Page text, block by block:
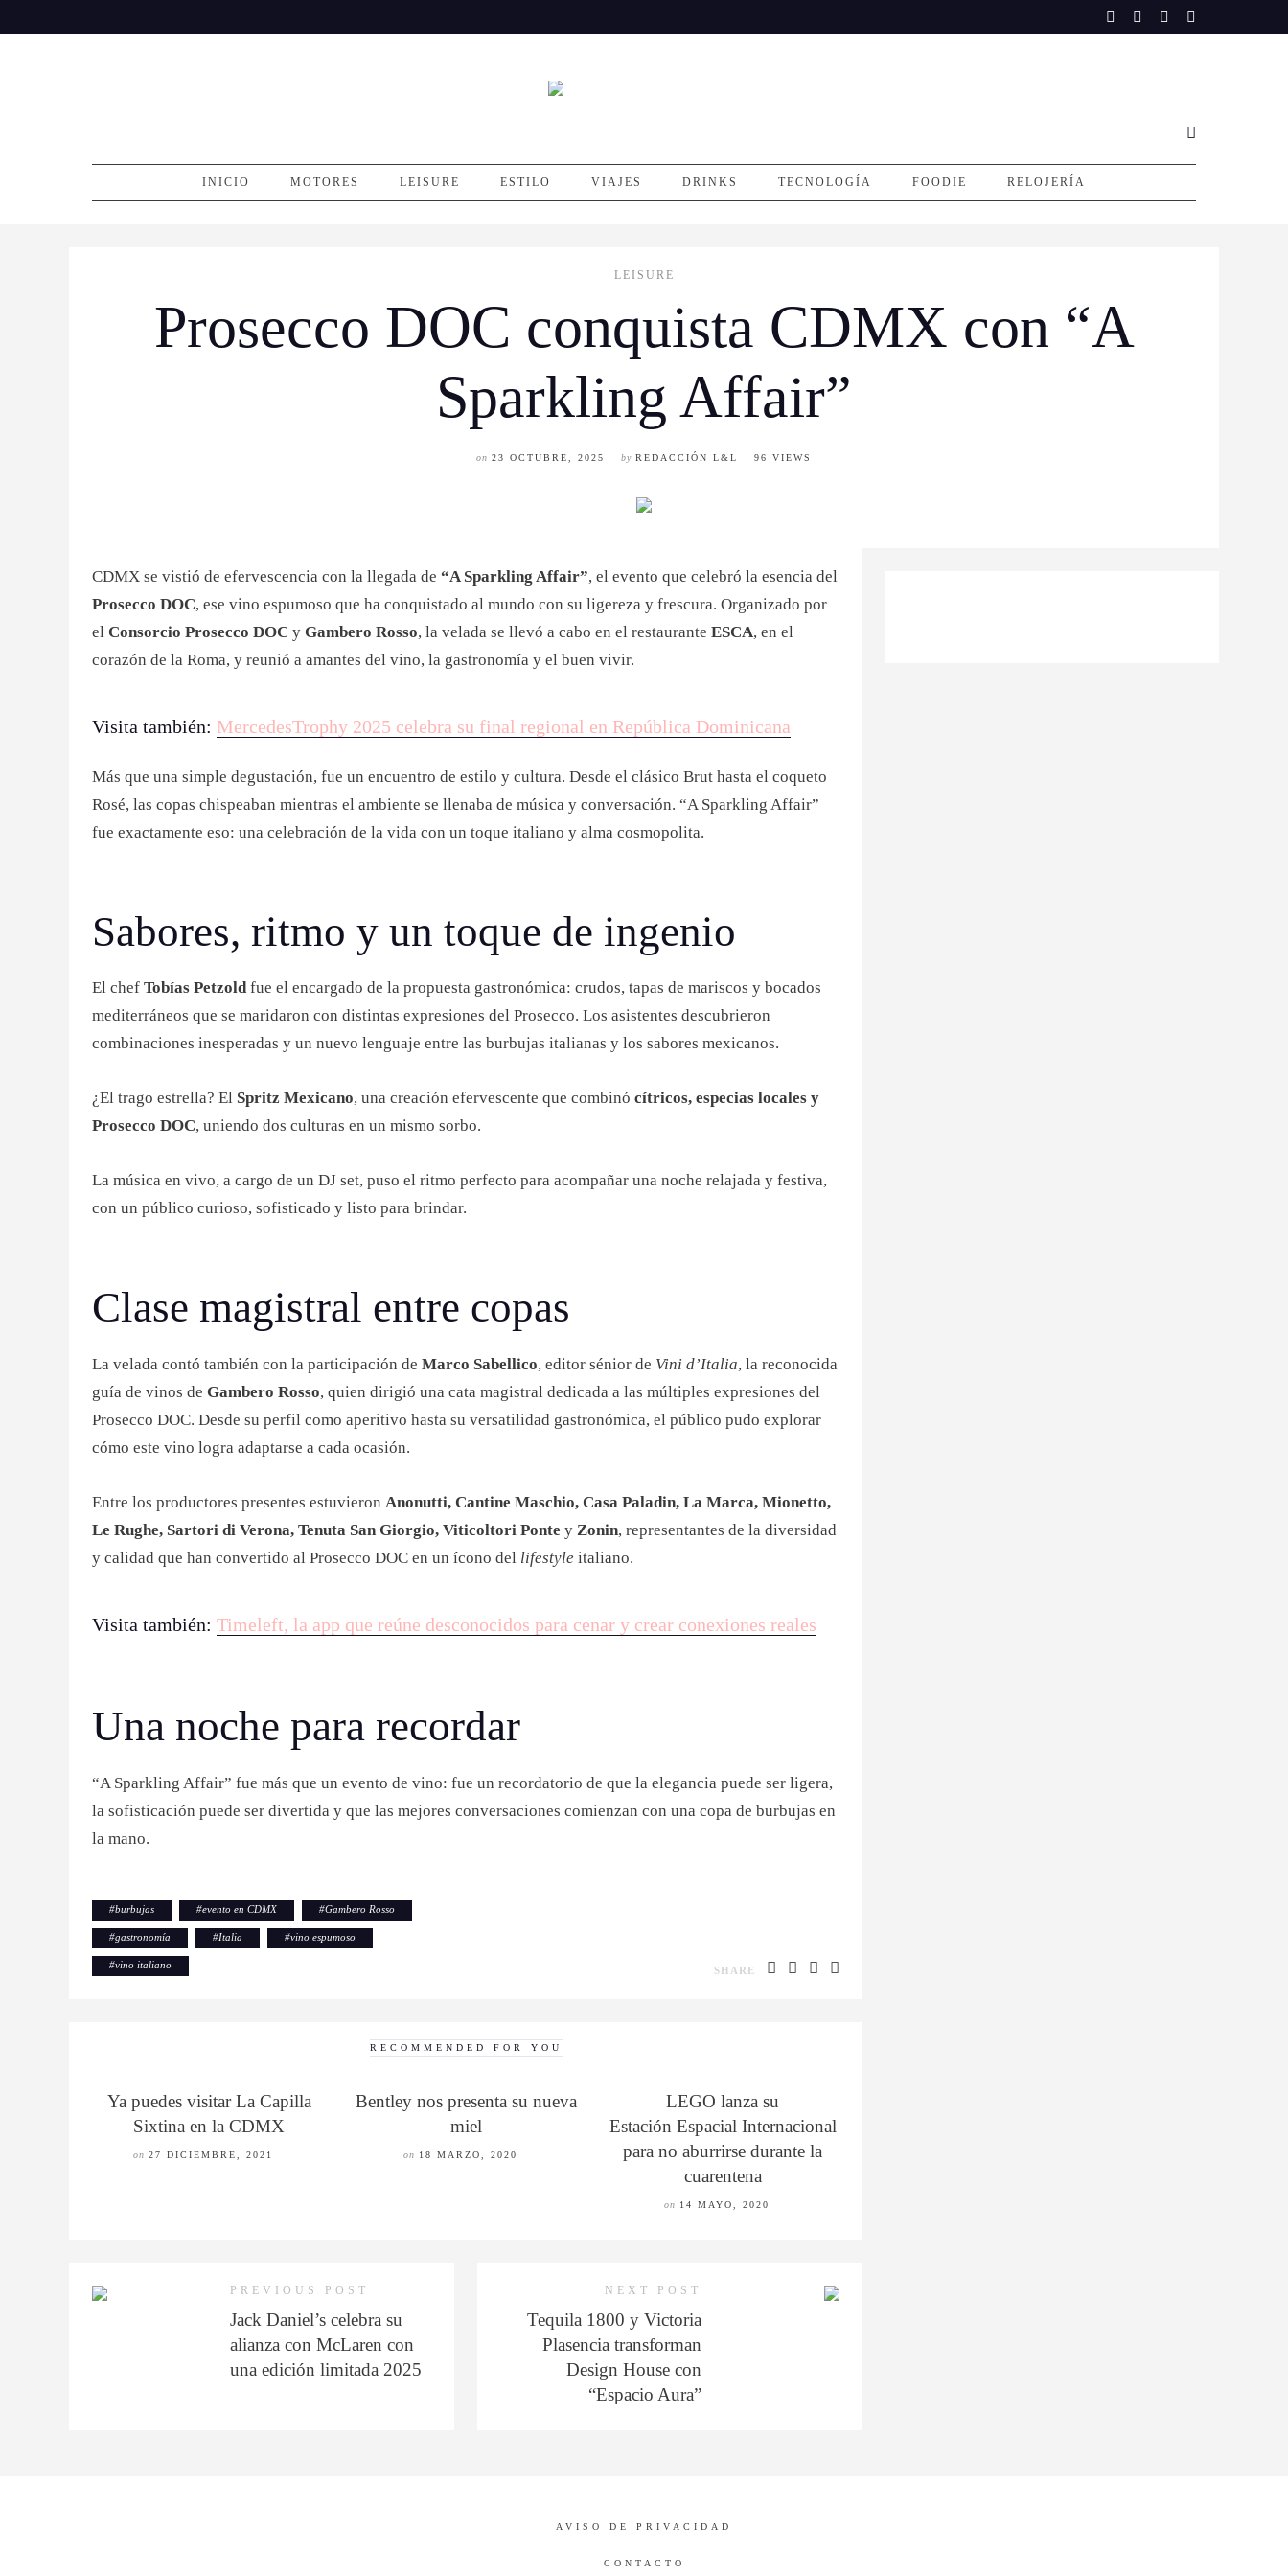
to
INICIO MOTORES LEISURE ESTILO VIAJES DRINKS TECNOLOGÍA FOODIE RELOJERÍA
LEISURE
Prosecco DOC conquista CDMX con “A
Sparkling Affair”
on 23 OCTUBRE, 2025 by REDACCIÓN L&L 96 VIEWS
CDMX se vistió de efervescencia con la llegada de “A Sparkling Affair”, el evento que celebró la esencia del
Prosecco DOC, ese vino espumoso que ha conquistado al mundo con su ligereza y frescura. Organizado por
el Consorcio Prosecco DOC y Gambero Rosso, la velada se llevó a cabo en el restaurante ESCA, en el
corazón de la Roma, y reunió a amantes del vino, la gastronomía y el buen vivir.
Visita también: MercedesTrophy 2025 celebra su final regional en República Dominicana
Más que una simple degustación, fue un encuentro de estilo y cultura. Desde el clásico Brut hasta el coqueto
Rosé, las copas chispeaban mientras el ambiente se llenaba de música y conversación. “A Sparkling Affair”
fue exactamente eso: una celebración de la vida con un toque italiano y alma cosmopolita.
Sabores, ritmo y un toque de ingenio
El chef Tobías Petzoldfue el encargado de la propuesta gastronómica: crudos, tapas de mariscos y bocados
mediterráneos que se maridaron con distintas expresiones del Prosecco. Los asistentes descubrieron
combinaciones inesperadas y un nuevo lenguaje entre las burbujas italianas y los sabores mexicanos.
¿El trago estrella? El Spritz Mexicano, una creación efervescente que combinó cítricos, especias locales y
Prosecco DOC, uniendo dos culturas en un mismo sorbo.
La música en vivo, a cargo de un DJ set, puso el ritmo perfecto para acompañar una noche relajada y festiva,
con un público curioso, sofisticado y listo para brindar.
Clase magistral entre copas
La velada contó también con la participación de Marco Sabellico, editor sénior de Vini d’Italia, la reconocida
guía de vinos de Gambero Rosso, quien dirigió una cata magistral dedicada a las múltiples expresiones del
Prosecco DOC. Desde su perfil como aperitivo hasta su versatilidad gastronómica, el público pudo explorar
cómo este vino logra adaptarse a cada ocasión.
Entre los productores presentes estuvieron Anonutti, Cantine Maschio, Casa Paladin, La Marca, Mionetto,
Le Rughe, Sartori di Verona, Tenuta San Giorgio, Viticoltori Ponte y Zonin, representantes de la diversidad
y calidad que han convertido al Prosecco DOC en un ícono del lifestyle italiano.
Visita también: Timeleft, la app que reúne desconocidos para cenar y crear conexiones reales
Una noche para recordar
“A Sparkling Affair” fue más que un evento de vino: fue un recordatorio de que la elegancia puede ser ligera,
la sofisticación puede ser divertida y que las mejores conversaciones comienzan con una copa de burbujas en
la mano.
#burbujas #evento en CDMX #Gambero Rosso
#gastronomía #Italia #vino espumoso
#vino italiano SHARE
RECOMMENDED FOR YOU
Ya puedes visitar La Capilla
Sixtina en la CDMX
on 27 DICIEMBRE, 2021
Bentley nos presenta su nueva
miel
on 18 MARZO, 2020
LEGO lanza su
Estación Espacial Internacional
para no aburrirse durante la
cuarentena
on 14 MAYO, 2020
PREVIOUS POST
Jack Daniel’s celebra su
alianza con McLaren con
una edición limitada 2025
NEXT POST
Tequila 1800 y Victoria
Plasencia transforman
Design House con
“Espacio Aura”
AVISO DE PRIVACIDAD
CONTACTO